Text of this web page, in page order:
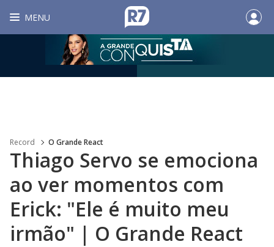
MENU
Record O Grande React
Thiago Servo se emociona
ao ver momentos com
Erick: "Ele é muito meu
irmão" | O Grande React